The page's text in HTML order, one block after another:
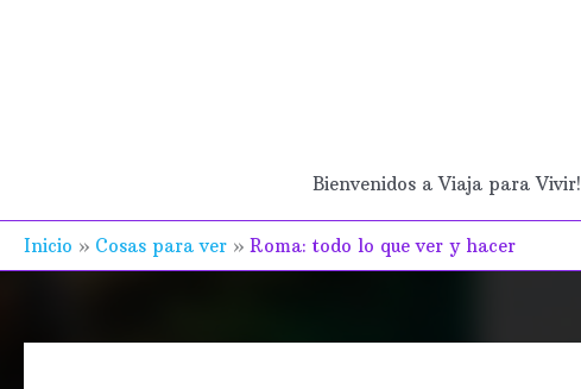
Bienvenidos a Viaja para Vivir!
Inicio Cosas para ver Roma: todo lo que ver y hacer